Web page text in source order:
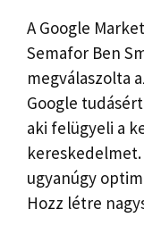
A Google
Semafor Ben
megválaszolta
Google
aki felügyeli a
kereskedelmet.
ugyanúgy
Hozz létre